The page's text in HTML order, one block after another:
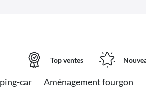
Top ventes
car Aménagement fourgon